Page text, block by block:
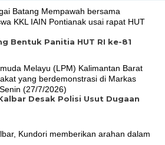
Bentuk Panitia HUT RI ke-81
Desak Polisi Usut Dugaan